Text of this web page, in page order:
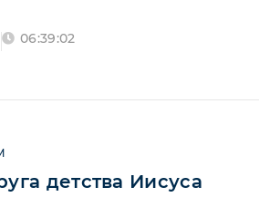
06:39:02
детства Иисуса